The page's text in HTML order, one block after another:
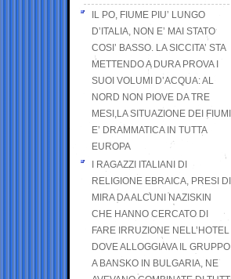
IL PO, FIUME PIU’ LUNGO
D’ITALIA, NON E’ MAI STATO
COSI’ BASSO. LA SICCITA’ STA
METTENDO A DURA PROVA I
SUOI VOLUMI D’ACQUA: AL
NORD NON PIOVE DA TRE
MESI,LA SITUAZIONE DEI FIUMI
E’ DRAMMATICA IN TUTTA
EUROPA
I RAGAZZI ITALIANI DI
RELIGIONE EBRAICA, PRESI DI
MIRA DA ALCUNI NAZISKIN
CHE HANNO CERCATO DI
FARE IRRUZIONE NELL’HOTEL
DOVE ALLOGGIAVA IL GRUPPO
A BANSKO IN BULGARIA, NE